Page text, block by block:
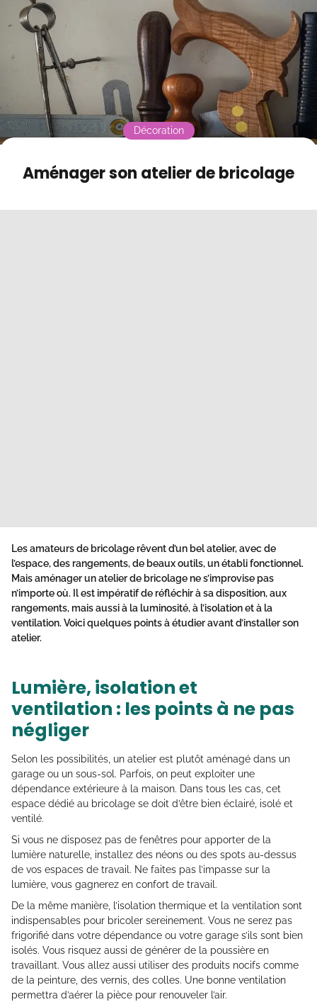
Contact
Mode sombre
Aménager son atelier de bricolage
Décoration
Les amateurs de bricolage rêvent d’un bel atelier, avec de
l’espace, des rangements, de beaux outils, un établi fonctionnel.
Mais aménager un atelier de bricolage ne s’improvise pas
n’importe où. Il est impératif de réfléchir à sa disposition, aux
rangements, mais aussi à la luminosité, à l’isolation et à la
ventilation. Voici quelques points à étudier avant d’installer son
atelier.
Lumière, isolation et
ventilation : les points à ne pas
négliger
Selon les possibilités, un atelier est plutôt aménagé dans un
garage ou un sous-sol. Parfois, on peut exploiter une
dépendance extérieure à la maison. Dans tous les cas, cet
espace dédié au bricolage se doit d’être bien éclairé, isolé et
ventilé.
Si vous ne disposez pas de fenêtres pour apporter de la
lumière naturelle, installez des néons ou des spots au-dessus
de vos espaces de travail. Ne faites pas l’impasse sur la
lumière, vous gagnerez en confort de travail.
De la même manière, l’isolation thermique et la ventilation sont
indispensables pour bricoler sereinement. Vous ne serez pas
frigorifié dans votre dépendance ou votre garage s’ils sont bien
isolés. Vous risquez aussi de générer de la poussière en
travaillant. Vous allez aussi utiliser des produits nocifs comme
de la peinture, des vernis, des colles. Une bonne ventilation
permettra d’aérer la pièce pour renouveler l’air.